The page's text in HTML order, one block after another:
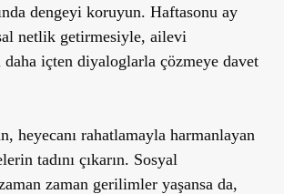
dengeyi koruyun. Haftasonu ay
netlik getirmesiyle, ailevi
daha içten diyaloglarla çözmeye davet
heyecanı rahatlamayla harmanlayan
tadını çıkarın. Sosyal
zaman gerilimler yaşansa da,